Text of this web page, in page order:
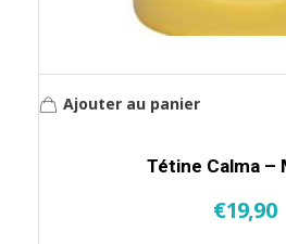
Tétine Calma –
€19,90
Ajouter au panier